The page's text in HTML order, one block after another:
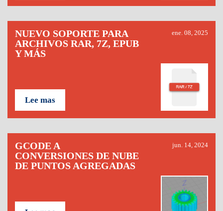
NUEVO SOPORTE PARA
ARCHIVOS RAR, 7Z, EPUB
Y MÁS
ene. 08, 2025
Lee mas
GCODE A
CONVERSIONES DE NUBE
DE PUNTOS AGREGADAS
jun. 14, 2024